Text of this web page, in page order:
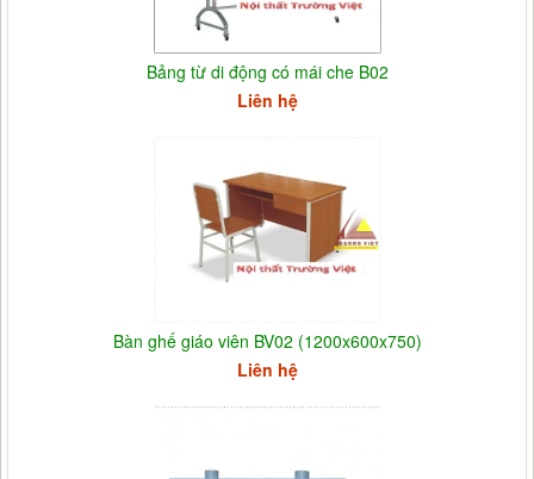
Bảng từ di động có mái che B02
Liên hệ
Bàn ghế giáo viên BV02 (1200x600x750)
Liên hệ